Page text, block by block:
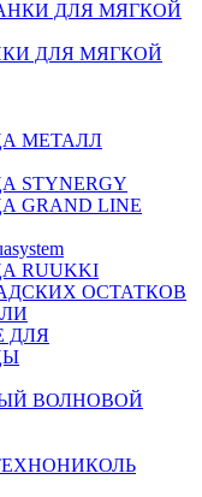
ДЛЯ МЯГКОЙ
МЕТАЛЛ
GRAND LINE
RUUKKI
ОСТАТКОВ
ДЛЯ
ВОЛНОВОЙ